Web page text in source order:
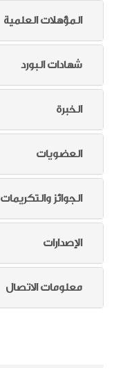
المؤهلات العلمية
شهادات البورد
الخبرة
العضويات
الجوائز والتكريمات
الإصدارات
معلومات الاتصال